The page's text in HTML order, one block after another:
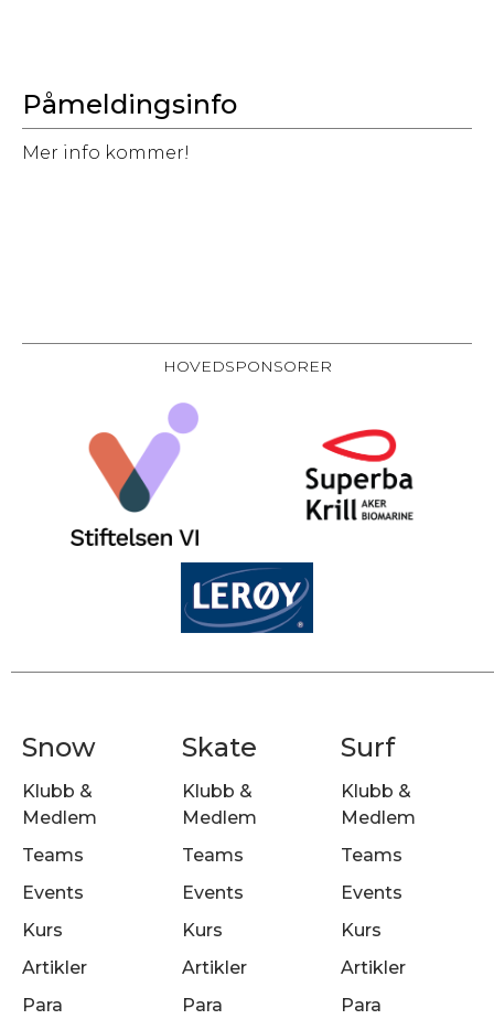
Påmeldingsinfo
Mer info kommer!
HOVEDSPONSORER
Snow
Klubb &
Medlem
Teams
Events
Kurs
Artikler
Para
Skate
Klubb &
Medlem
Teams
Events
Kurs
Artikler
Para
Surf
Klubb &
Medlem
Teams
Events
Kurs
Artikler
Para